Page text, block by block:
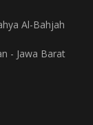
Al-Bahjah
- Jawa Barat